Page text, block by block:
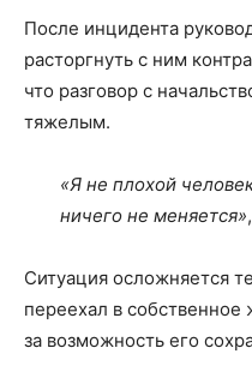
После инцидента
расторгнуть с ним
что разговор с
тяжелым.
«Я не плохой
ничего не меняется»
Ситуация осложняется
переехал в
за возможность его